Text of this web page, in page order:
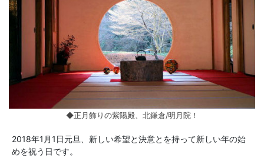
◆正月飾りの紫陽殿、北鎌倉/明月院！
2018年1月1日元旦、新しい希望と決意とを持って新しい年の始
めを祝う日です。